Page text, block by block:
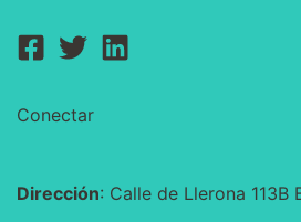
Conectar
Dirección: Calle de Llerona 113B